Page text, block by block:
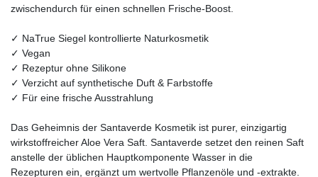
zwischendurch für einen schnellen Frische-Boost.
✓ NaTrue Siegel kontrollierte Naturkosmetik
✓ Vegan
✓ Rezeptur ohne Silikone
✓ Verzicht auf synthetische Duft & Farbstoffe
✓ Für eine frische Ausstrahlung
Das Geheimnis der Santaverde Kosmetik ist purer, einzigartig
wirkstoffreicher Aloe Vera Saft. Santaverde setzet den reinen Saft
anstelle der üblichen Hauptkomponente Wasser in die
Rezepturen ein, ergänzt um wertvolle Pflanzenöle und -extrakte.